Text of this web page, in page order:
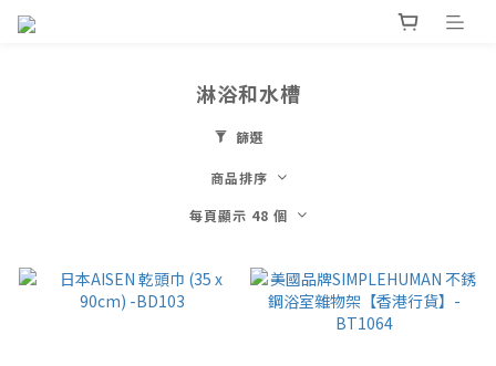
淋浴和水槽
篩選
商品排序
每頁顯示 48 個